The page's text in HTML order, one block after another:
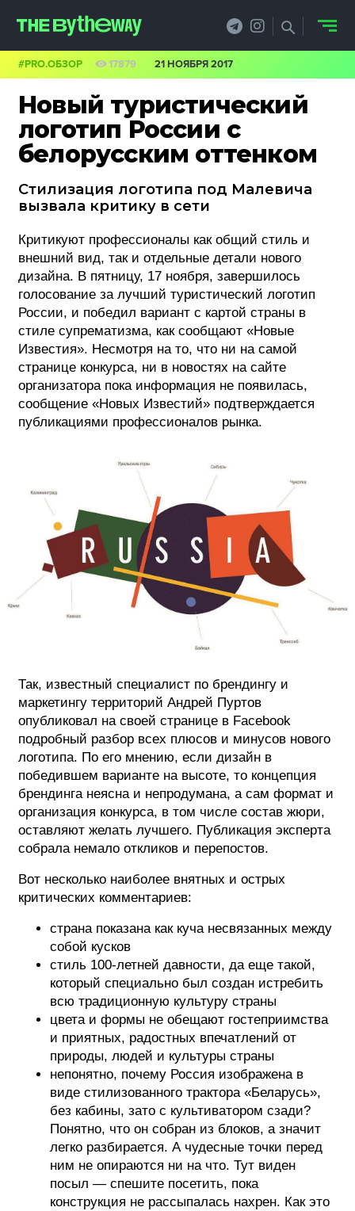
Новый туристический
логотип России с
белорусским оттенком
Cтилизация логотипа под Малевича
вызвала критику в сети
#PRO.ОБЗОР 17879 21 НОЯБРЯ 2017
Критикуют профессионалы как общий стиль и
внешний вид, так и отдельные детали нового
дизайна. В пятницу, 17 ноября, завершилось
голосование за лучший туристический логотип
России, и победил вариант с картой страны в
стиле супрематизма, как сообщают «Новые
Известия». Несмотря на то, что ни на самой
странице конкурса, ни в новостях на сайте
организатора пока информация не появилась,
сообщение «Новых Известий» подтверждается
публикациями профессионалов рынка.
Так, известный специалист по брендингу и
маркетингу территорий Андрей Пуртов
опубликовал на своей странице в Facebook
подробный разбор всех плюсов и минусов нового
логотипа. По его мнению, если дизайн в
победившем варианте на высоте, то концепция
брендинга неясна и непродумана, а сам формат и
организация конкурса, в том числе состав жюри,
оставляют желать лучшего. Публикация эксперта
собрала немало откликов и перепостов.
Вот несколько наиболее внятных и острых
критических комментариев:
страна показана как куча несвязанных между
собой кусков
стиль 100-летней давности, да еще такой,
который специально был создан истребить
всю традиционную культуру страны
цвета и формы не обещают гостеприимства
и приятных, радостных впечатлений от
природы, людей и культуры страны
непонятно, почему Россия изображена в
виде стилизованного трактора «Беларусь»,
без кабины, зато с культиватором сзади?
Понятно, что он собран из блоков, а значит
легко разбирается. А чудесные точки перед
ним не опираются ни на что. Тут виден
посыл — спешите посетить, пока
конструкция не рассыпалась нахрен. Как это
PRO.ОБЗОР
КЕЙСЫ
ФИЛОСОФИЯ
БИЗНЕС И
ТЕХНОЛОГИИ
ФЕСТИВАЛИ
ФОТОГРАФИЯ
ТИПОГРАФИКА
О ПРОЕКТЕ
РЕКЛАМА
КОНТАКТЫ